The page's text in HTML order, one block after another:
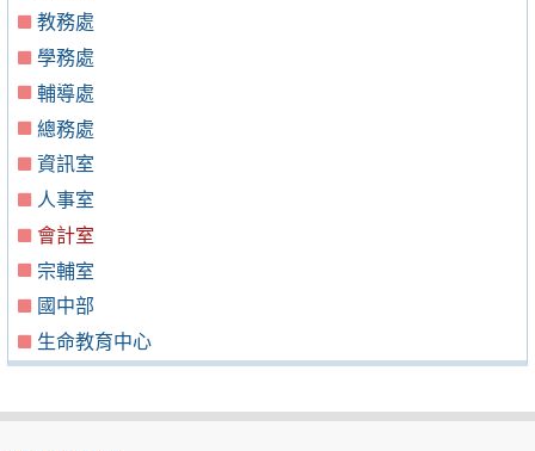
教務處
學務處
輔導處
總務處
資訊室
人事室
會計室
宗輔室
國中部
生命教育中心